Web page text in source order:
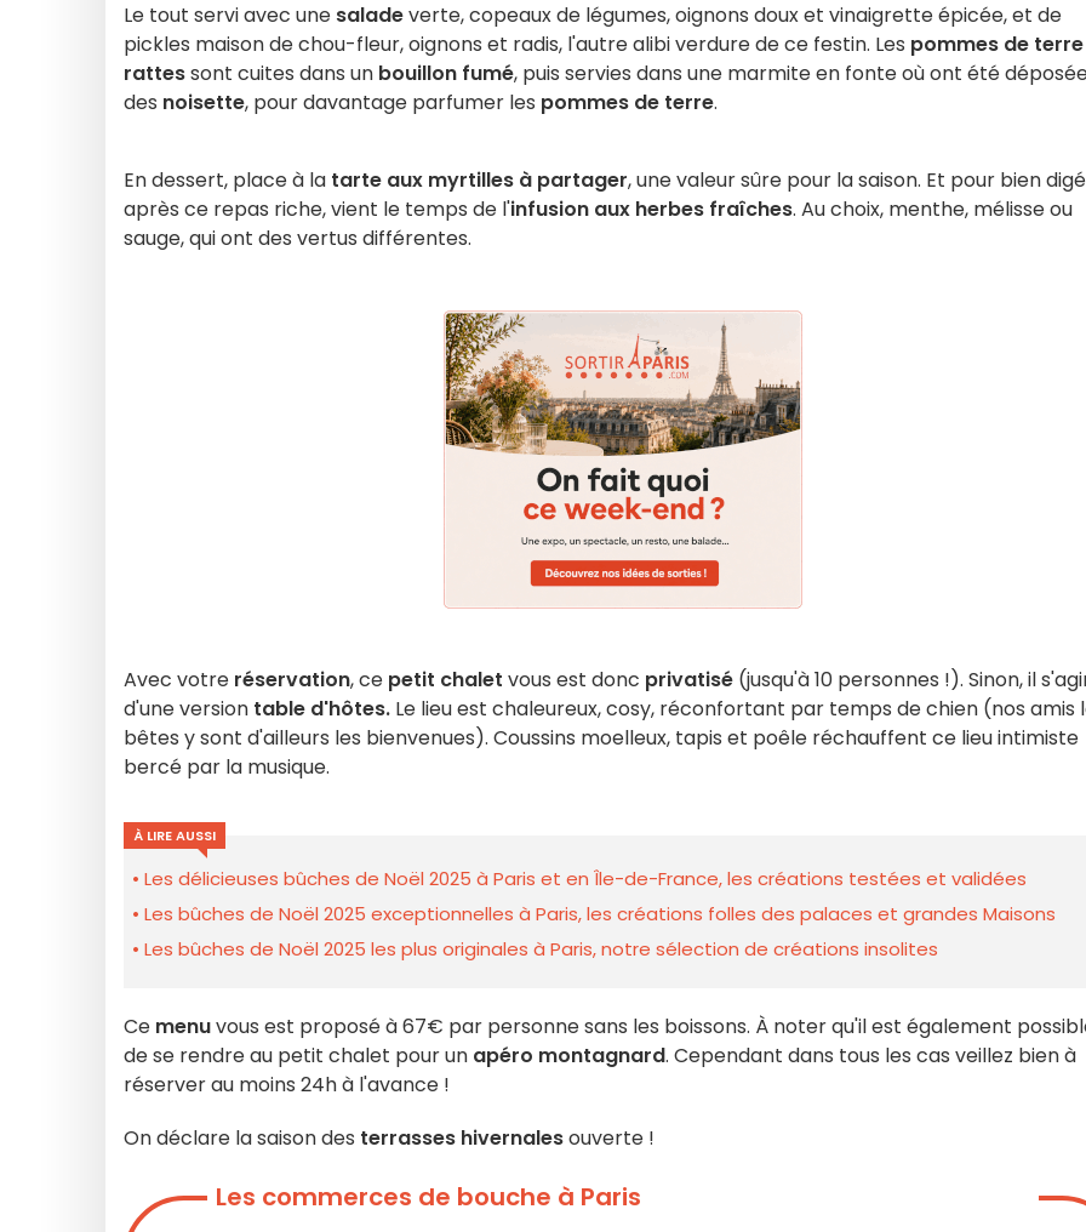
Le tout servi avec une saladeverte, copeaux de légumes, oignons doux et vinaigrette épicée, et de
pickles maison de chou-fleur, oignons et radis, l'autre alibi verdure de ce festin. Les pommes de terre
rattessont cuites dans un bouillon fumé, puis servies dans une marmite en fonte où ont été
des noisette, pour davantage parfumer les pommes de terre.
En dessert, place à la tarte aux myrtilles à partager, une valeur sûre pour la saison. Et pour bien
après ce repas riche, vient le temps de l'infusion aux herbes fraîches. Au choix, menthe, mélisse ou
sauge, qui ont des vertus différentes.
Avec votre réservation, ce petit chalet vous est donc privatisé (jusqu'à 10 personnes !). Sinon, il
d'une version table d'hôtes. Le lieu est chaleureux, cosy, réconfortant par temps de chien (nos amis
bêtes y sont d'ailleurs les bienvenues). Coussins moelleux, tapis et poêle réchauffent ce lieu intimiste
bercé par la musique.
À LIRE AUSSI
Les délicieuses bûches de Noël 2025 à Paris et en Île-de-France, les créations testées et validées
Les bûches de Noël 2025 exceptionnelles à Paris, les créations folles des palaces et grandes Maisons
Les bûches de Noël 2025 les plus originales à Paris, notre sélection de créations insolites
Ce menuvous est proposé à 67€ par personne sans les boissons. À noter qu'il est également
de se rendre au petit chalet pour un apéro montagnard. Cependant dans tous les cas veillez bien à
réserver au moins 24h à l'avance !
On déclare la saison des terrasses hivernalesouverte !
Les commerces de bouche à Paris